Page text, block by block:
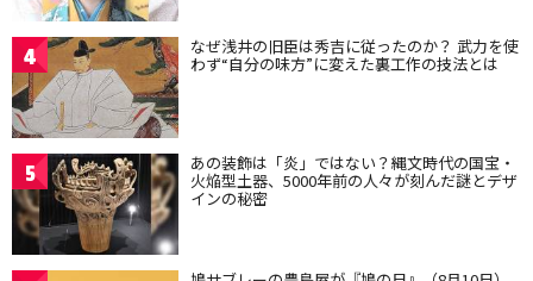
4 なぜ浅井の旧臣は秀吉に従ったのか？ 武力を使
わず“自分の味方”に変えた裏工作の技法とは
5 あの装飾は「炎」ではない？縄文時代の国宝・
火焔型土器、5000年前の人々が刻んだ謎とデザ
インの秘密